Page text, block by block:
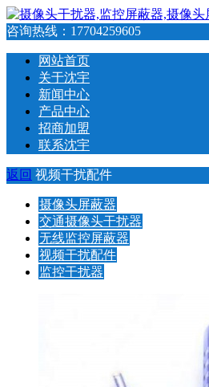
咨询热线： 17704259605
网站首页
关于沈宇
新闻中心
产品中心
招商加盟
联系沈宇
返回 视频干扰配件
摄像头屏蔽器
交通摄像头干扰器
无线监控屏蔽器
视频干扰配件
监控干扰器